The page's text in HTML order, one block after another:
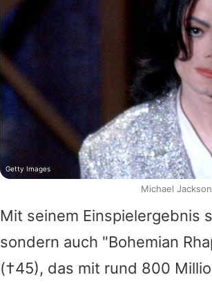
Mit seinem Einspielergebnis
sondern auch "Bohemian
(†45), das mit rund 800
Getty Images
Michael